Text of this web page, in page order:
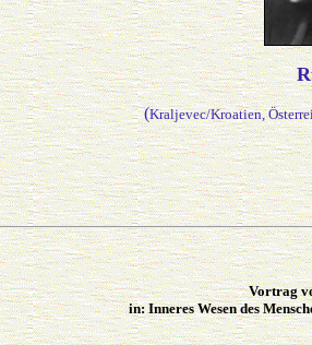
(Kraljevec/Kroatien,
Vortrag
in: Inneres Wesen des